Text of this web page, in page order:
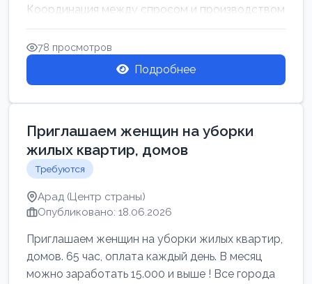
Координация между спросом и производством
для обеспечения своевр...
78 просмотров
Подробнее
Приглашаем женщин на уборки
жилых квартир, домов
Требуются
Арад (Центр страны)
Опубликовано: 18.06.2026
Приглашаем женщин на уборки жилых квартир,
домов. 65 час, оплата каждый день. В месяц
можно заработать 15.000 и выше ! Все города